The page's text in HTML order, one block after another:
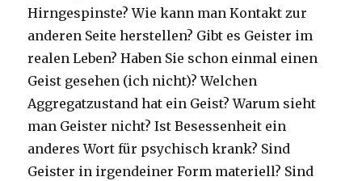
Hirngespinste? Wie kann man Kontakt zur
anderen Seite herstellen? Gibt es Geister im
realen Leben? Haben Sie schon einmal einen
Geist gesehen (ich nicht)? Welchen
Aggregatzustand hat ein Geist? Warum sieht
man Geister nicht? Ist Besessenheit ein
anderes Wort für psychisch krank? Sind
Geister in irgendeiner Form materiell? Sind